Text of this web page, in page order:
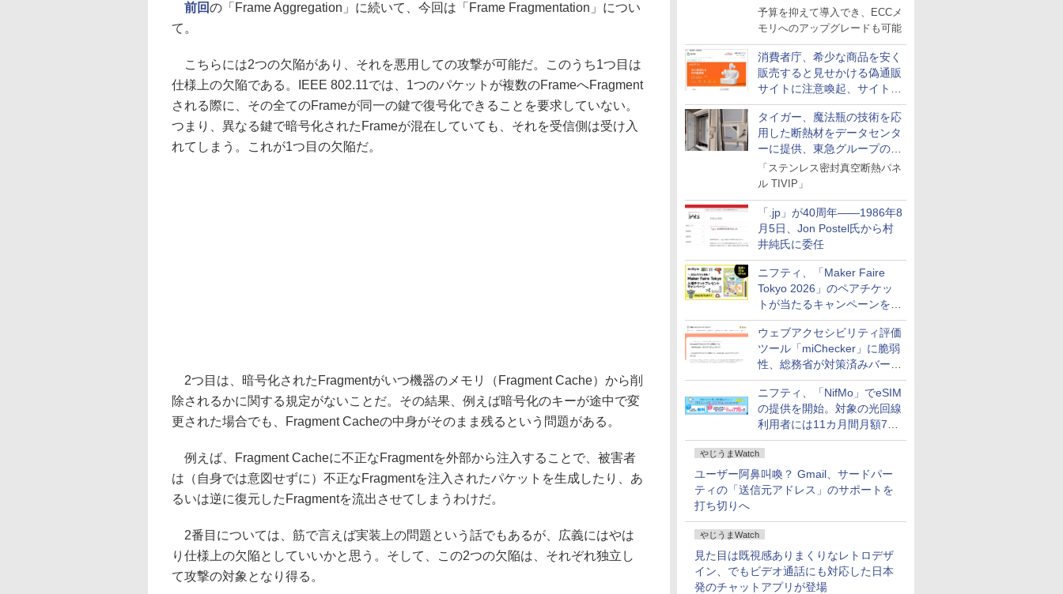
neo+」シリーズ
予算を抑えて導入でき、ECCメ
モリへのアップグレードも可能
消費者庁、希少な商品を安く
販売すると見せかける偽通販
サイトに注意喚起、サイト名
とドメイン名を公表
タイガー、魔法瓶の技術を応
用した断熱材をデータセンタ
ーに提供、東急グループの実
証実験で
「ステンレス密封真空断熱パネ
ル TIVIP」
「.jp」が40周年――1986年8
月5日、Jon Postel氏から村
井純氏に委任
ニフティ、「Maker Faire
Tokyo 2026」のペアチケッ
トが当たるキャンペーンをX
で実施。8月16日まで
ウェブアクセシビリティ評価
ツール「miChecker」に脆弱
性、総務省が対策済みバージ
ョンへの更新を呼び掛け
ニフティ、「NifMo」でeSIM
の提供を開始。対象の光回線
利用者には11カ月間月額770
円割引のキャンペーン
やじうまWatch
ユーザー阿鼻叫喚？ Gmail、サードパー
ティの「送信元アドレス」のサポートを
打ち切りへ
やじうまWatch
見た目は既視感ありまくりなレトロデザ
イン、でもビデオ通話にも対応した日本
発のチャットアプリが登場
前回の「Frame Aggregation」に続いて、今回は「Frame Fragmentation」につい
て。
こちらには2つの欠陥があり、それを悪用しての攻撃が可能だ。このうち1つ目は
仕様上の欠陥である。IEEE 802.11では、1つのパケットが複数のFrameへFragment
される際に、その全てのFrameが同一の鍵で復号化できることを要求していない。
つまり、異なる鍵で暗号化されたFrameが混在していても、それを受信側は受け入
れてしまう。これが1つ目の欠陥だ。
2つ目は、暗号化されたFragmentがいつ機器のメモリ（Fragment Cache）から削
除されるかに関する規定がないことだ。その結果、例えば暗号化のキーが途中で変
更された場合でも、Fragment Cacheの中身がそのまま残るという問題がある。
例えば、Fragment Cacheに不正なFragmentを外部から注入することで、被害者
は（自身では意図せずに）不正なFragmentを注入されたパケットを生成したり、あ
るいは逆に復元したFragmentを流出させてしまうわけだ。
2番目については、筋で言えば実装上の問題という話でもあるが、広義にはやは
り仕様上の欠陥としていいかと思う。そして、この2つの欠陥は、それぞれ独立し
て攻撃の対象となり得る。